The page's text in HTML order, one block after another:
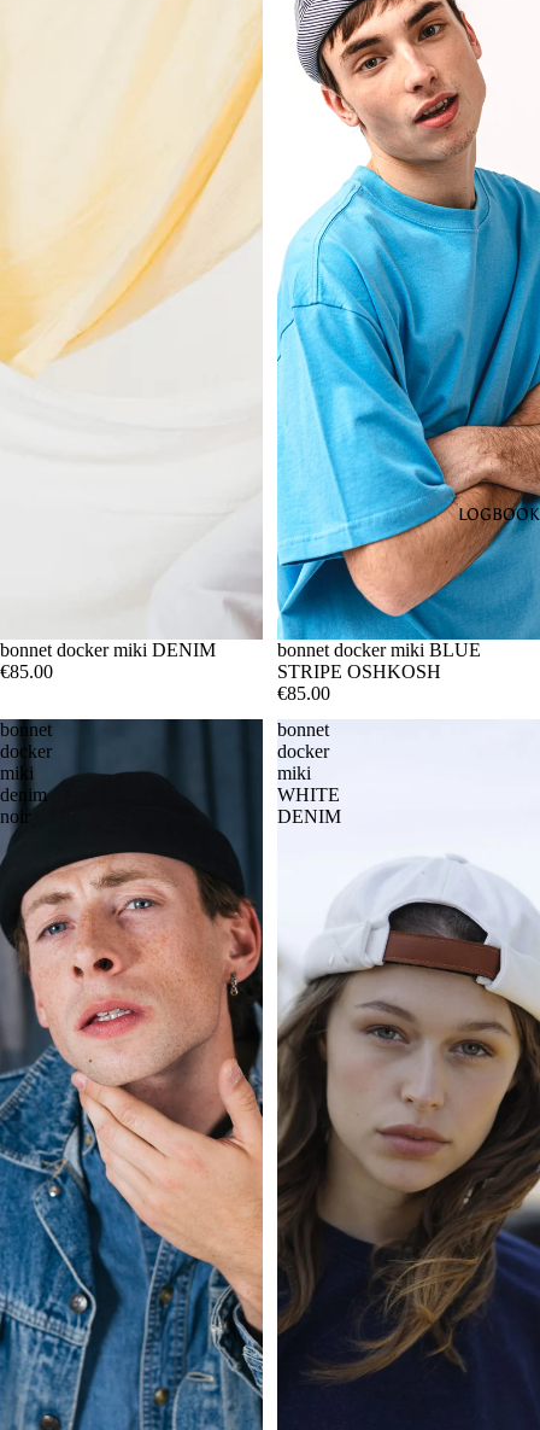
LOGBOOK
bonnet docker miki DENIM
€85.00
bonnet docker miki BLUE
STRIPE OSHKOSH
€85.00
bonnet
docker
miki
denim
noir
bonnet
docker
miki
WHITE
DENIM